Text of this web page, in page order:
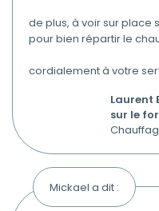
de plus, à voir sur place
pour bien répartir le
cordialement à votre
Laurent
sur le
Mickael a dit :